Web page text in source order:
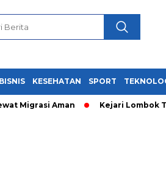
BISNIS KESEHATAN SPORT
Aman Kejari Lombok